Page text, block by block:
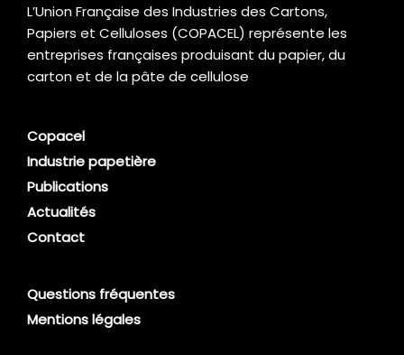
L’Union Française des Industries des Cartons,
Papiers et Celluloses (COPACEL) représente les
entreprises françaises produisant du papier, du
carton et de la pâte de cellulose
Copacel
Industrie papetière
Publications
Actualités
Contact
Questions fréquentes
Mentions légales